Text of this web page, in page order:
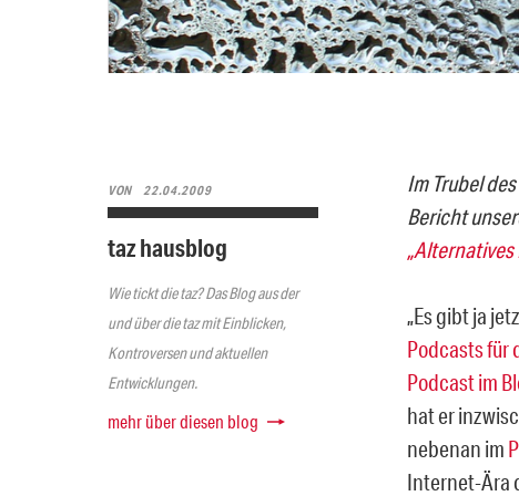
VON 22.04.2009
taz hausblog
Wie tickt die taz? Das Blog aus der
und über die taz mit Einblicken,
Kontroversen und aktuellen
Entwicklungen.
mehr über diesen blog
Im Trubel
Bericht
„Es gibt ja
Podcasts für
Podcast im
hat er
nebenan im
Internet-Ära